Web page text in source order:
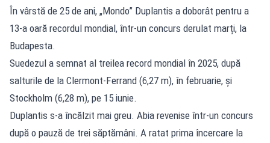
În vârstă de 25 de ani, „Mondo” Duplantis a doborât pentru a
13-a oară recordul mondial, într-un concurs derulat marți, la
Budapesta.
Suedezul a semnat al treilea record mondial în 2025, după
salturile de la Clermont-Ferrand (6,27 m), în februarie, şi
Stockholm (6,28 m), pe 15 iunie.
Duplantis s-a încălzit mai greu. Abia revenise într-un concurs
după o pauză de trei săptămâni. A ratat prima încercare la